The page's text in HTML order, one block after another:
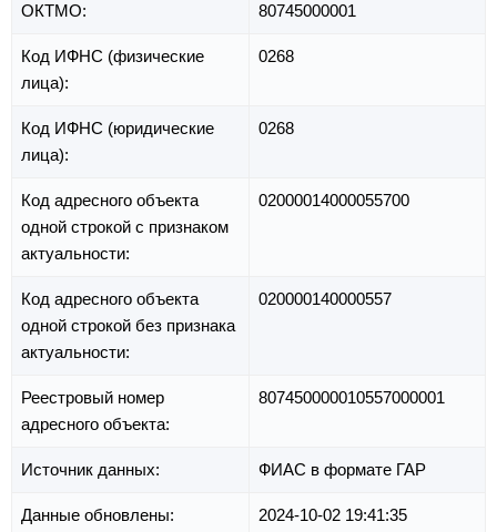
ОКТМО: 80745000001
Код ИФНС (физические
лица):
0268
Код ИФНС (юридические
лица):
0268
Код адресного объекта
одной строкой с признаком
актуальности:
02000014000055700
Код адресного объекта
одной строкой без признака
актуальности:
020000140000557
Реестровый номер
адресного объекта:
807450000010557000001
Источник данных: ФИАС в формате ГАР
Данные обновлены: 2024-10-02 19:41:35